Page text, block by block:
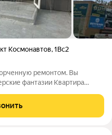
Космонавтов,1Вс2
ремонтом. Вы
фантазии Квартира
развязка шикарная- в любое